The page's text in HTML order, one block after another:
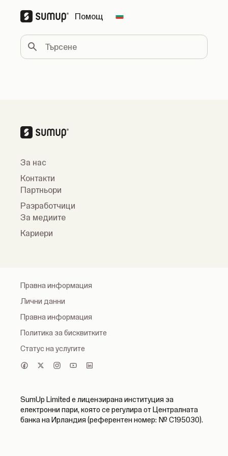
Помощ Change country
Търсене
За нас
Контакти
Партньори
Разработчици
За медиите
Кариери
Правна информация
Лични данни
Правна информация
Политика за бисквитките
Статус на услугите
SumUp Limited е лицензирана институция за
електронни пари, която се регулира от Централната
банка на Ирландия (референтен номер: № C195030).